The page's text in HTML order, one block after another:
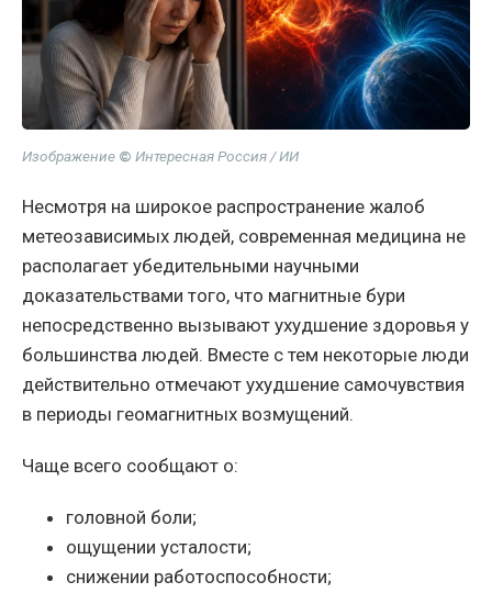
Изображение © Интересная Россия / ИИ
Несмотря на широкое распространение жалоб
метеозависимых людей, современная медицина не
располагает убедительными научными
доказательствами того, что магнитные бури
непосредственно вызывают ухудшение здоровья у
большинства людей. Вместе с тем некоторые люди
действительно отмечают ухудшение самочувствия
в периоды геомагнитных возмущений.
Чаще всего сообщают о:
головной боли;
ощущении усталости;
снижении работоспособности;